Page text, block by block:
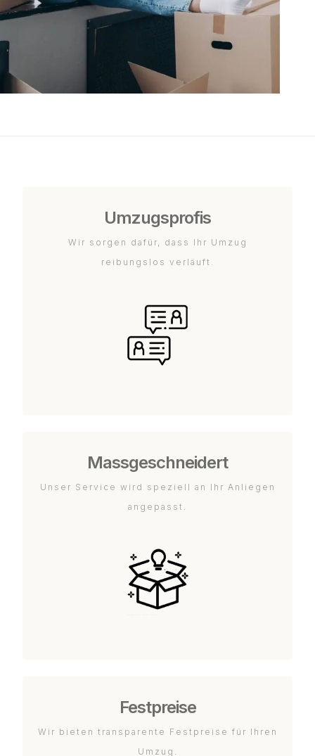
Umzugsprofis
Wir sorgen dafür, dass Ihr Umzug
reibungslos verläuft.
Massgeschneidert
Unser Service wird speziell an Ihr Anliegen
angepasst.
Festpreise
Wir bieten transparente Festpreise für Ihren
Umzug.